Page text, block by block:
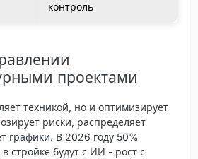
контроль
проектами
техникой, но и оптимизирует
риски, распределяет
графики. В 2026 году 50%
стройке будут с ИИ - рост с